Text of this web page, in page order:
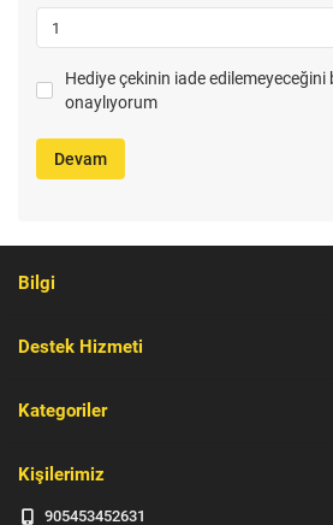
Hediye çekinin iade edilemeyeceğini
onaylıyorum
Devam
Bilgi
Destek Hizmeti
Kategoriler
Kişilerimiz
905453452631